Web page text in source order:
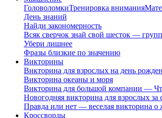
ГоловоломкиТренировка внимания
День знаний
Найди закономерность
Всяк сверчок знай свой шесток —
Убери лишнее
Фразы близкие по значению
Викторины
Викторина для взрослых на день
Викторина океаны и моря
Викторина для большой компании —
Новогодняя викторина для взрослых за
Правда или нет — веселая викторина о
Кроссворды